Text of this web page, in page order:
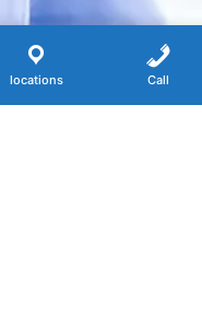
locations Call